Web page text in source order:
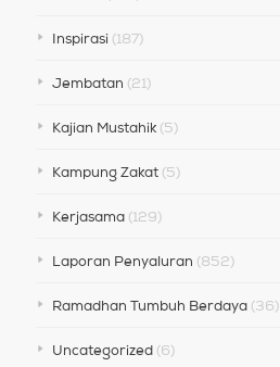
Inspirasi(187)
Jembatan (21)
Kajian Mustahik(5)
Kampung Zakat(5)
Kerjasama(129)
Laporan Penyaluran (852)
Ramadhan Tumbuh Berdaya(36)
Uncategorized(6)